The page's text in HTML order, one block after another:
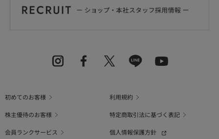
初めてのお客様
利用規約
株主優待のお客様
特定商取引法に基づく表記
会員ランクサービス
個人情報保護方針